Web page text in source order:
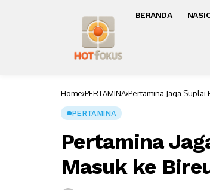
BERANDA
Home PERTAMINA Pertamina Jaga
PERTAMINA
Pertamina
Masuk ke